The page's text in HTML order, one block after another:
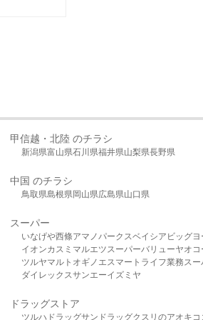
甲信越・北陸 のチラシ
新潟県富山県石川県福井県山梨県長野県
中国 のチラシ
鳥取県島根県岡山県広島県山口県
スーパー
いなげや西條アマノパークスベイシア ビッグ
イオンカスミ マルエツスーパーバリューヤオコ
ツルヤマルト オギノ エスマート ライフ業務スー
ダイレックスサンエーイズミヤ
ドラッグストア
ツルハドラッグサンドラッグクスリのアオキ